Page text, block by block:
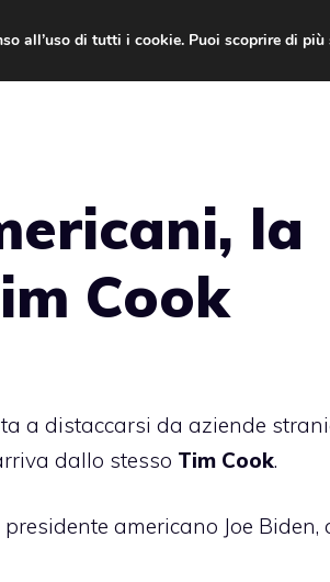
la
Cook
a distaccarsi da aziende
dallo stesso Tim Cook.
americano Joe Biden,
all’uso di tutti i cookie. Puoi scoprire di